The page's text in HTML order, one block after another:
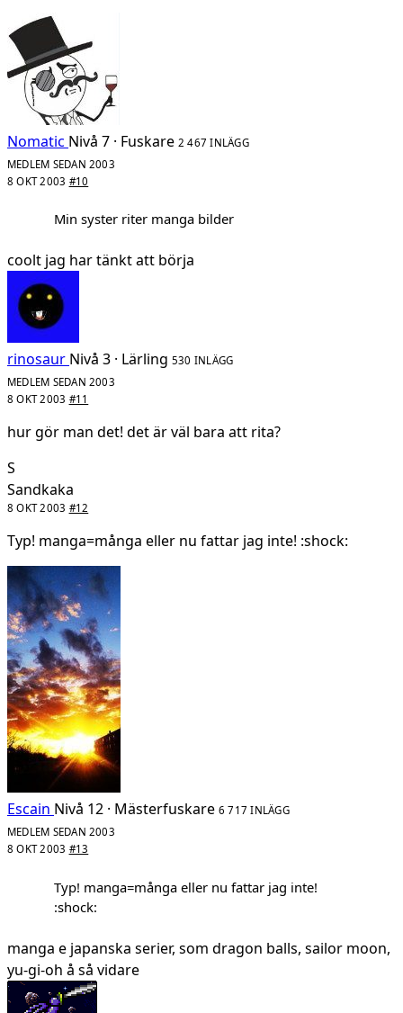
Nomatic Nivå 7 · Fuskare 2 467 INLÄGG
MEDLEM SEDAN 2003
8 OKT 2003 #10
Min syster riter manga bilder
coolt jag har tänkt att börja
rinosaur Nivå 3 · Lärling 530 INLÄGG
MEDLEM SEDAN 2003
8 OKT 2003 #11
hur gör man det! det är väl bara att rita?
S
Sandkaka
8 OKT 2003 #12
Typ! manga=många eller nu fattar jag inte! :shock:
Escain Nivå 12 · Mästerfuskare 6 717 INLÄGG
MEDLEM SEDAN 2003
8 OKT 2003 #13
Typ! manga=många eller nu fattar jag inte!
:shock:
manga e japanska serier, som dragon balls, sailor moon,
yu-gi-oh å så vidare